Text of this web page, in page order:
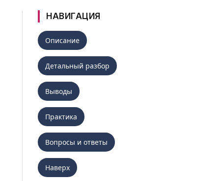
НАВИГАЦИЯ
Описание
Детальный разбор
Выводы
Практика
Вопросы и ответы
Наверх